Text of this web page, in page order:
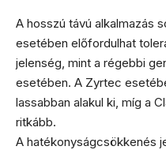
A hosszú távú alkalmazás
esetében előfordulhat
jelenség, mint a régebbi
esetében. A Zyrtec
lassabban alakul ki, míg a
ritkább.
A hatékonyságcsökkenés